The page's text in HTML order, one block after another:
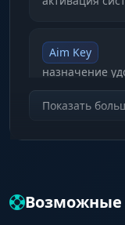
Aim Key
назначение
аимбота
Through Wall
Показать